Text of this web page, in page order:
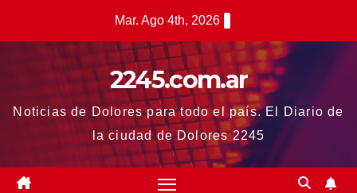
Mar. Ago 4th, 2026
2245.com.ar
Noticias de Dolores para todo el país. El Diario de
la ciudad de Dolores 2245